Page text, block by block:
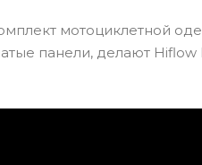
мотоциклетной
панели, делают